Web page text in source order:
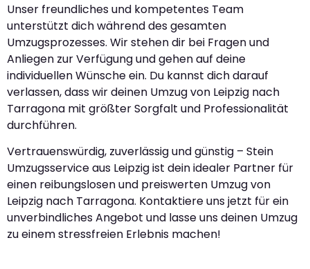
Unser freundliches und kompetentes Team
unterstützt dich während des gesamten
Umzugsprozesses. Wir stehen dir bei Fragen und
Anliegen zur Verfügung und gehen auf deine
individuellen Wünsche ein. Du kannst dich darauf
verlassen, dass wir deinen Umzug von Leipzig nach
Tarragona mit größter Sorgfalt und Professionalität
durchführen.
Vertrauenswürdig, zuverlässig und günstig – Stein
Umzugsservice aus Leipzig ist dein idealer Partner für
einen reibungslosen und preiswerten Umzug von
Leipzig nach Tarragona. Kontaktiere uns jetzt für ein
unverbindliches Angebot und lasse uns deinen Umzug
zu einem stressfreien Erlebnis machen!